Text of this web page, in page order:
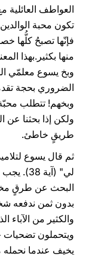
العواطف العائلية
تكون محبة
فإنّها تصبحُ كلُّها
منها بكثير.بهذا
وبخ يسوع معلمّي
وبخهم! تتطلب محبّة
ولكن إذا بحثنا عن
طريقٍ خاطئ.
ثم قال يسوع
لي"
البحث عن طرقٍ
بدون ثمن ندفعه
والكثير من الآباء
ويتحملون تضحيات
يخيف عندما نحمله